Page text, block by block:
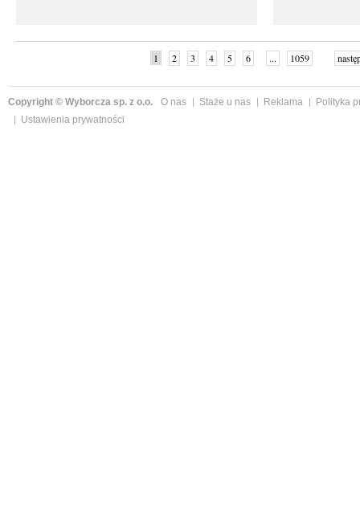
1 2 3 4 5 6 ... 1059
Copyright © Wyborcza sp. z o.o. O nas Staże u nas Reklama
Polityka
Ustawienia prywatności